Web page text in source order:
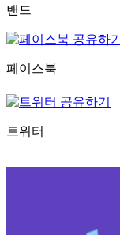
밴드
페이스북
트위터